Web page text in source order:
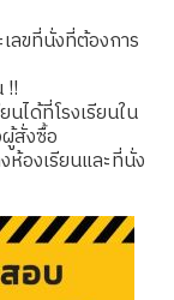
ลขที่นั่งที่ต้องการ
!!
นได้ที่โรงเรียนใน
สั่งซื้อ
ห้องเรียนและที่นั่ง